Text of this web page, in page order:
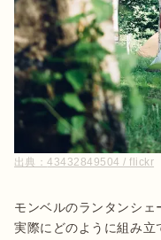
出典：43432849504 / flickr
モンベルのランタンシェ
実際にどのように組み立